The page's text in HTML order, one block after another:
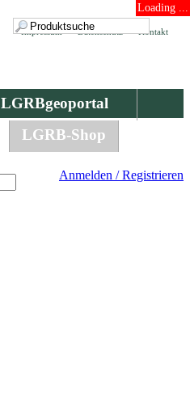
Loading ...
Kontakt
Datenschutz
Impressum
LGRBgeoportal
LGRB-Shop
Anmelden / Registrieren